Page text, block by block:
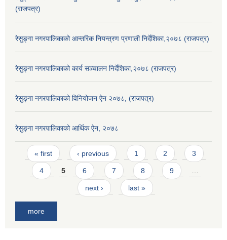
(राजपत्र)
रेसुङ्गा नगरपालिकाको आन्तरिक नियन्त्रण प्रणाली निर्देशिका,२०७८ (राजपत्र)
रेसुङ्गा नगरपालिकाको कार्य सञ्चालन निर्देशिका,२०७८ (राजपत्र)
रेसुङ्गा नगरपालिकाको विनियोजन ऐन २०७८, (राजपत्र)
रेसुङ्गा नगरपालिकाको आर्थिक ऐन, २०७८
Pages
« first ‹ previous 1 2 3
4 5 6 7 8 9
next › last »
more